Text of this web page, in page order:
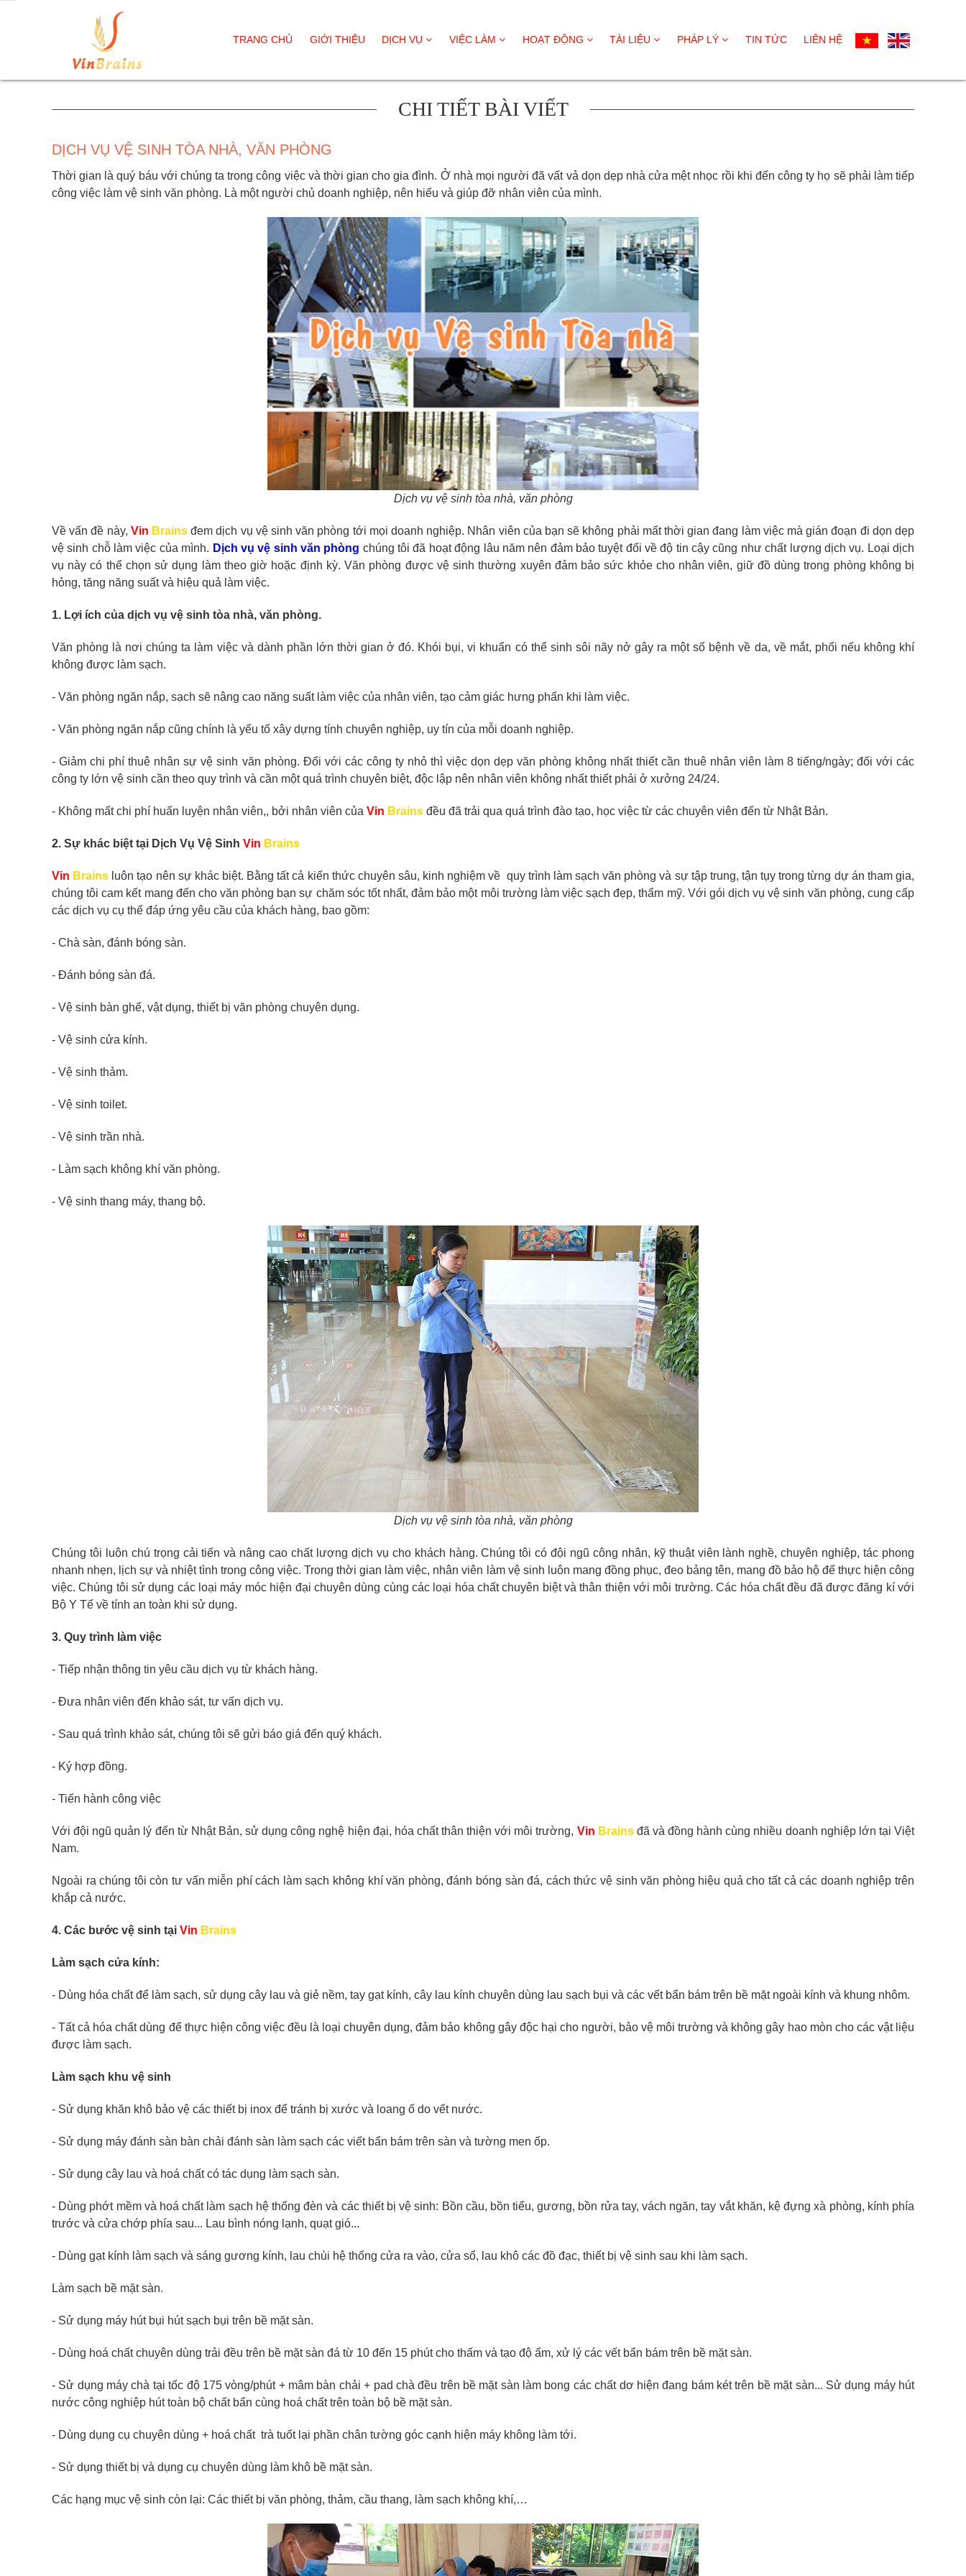
TRANG CHỦ GIỚI THIỆU DỊCH VỤ VIỆC LÀM HOẠT ĐỘNG TÀI LIỆU PHÁP LÝ TIN TỨC LIÊN HỆ
CHI TIẾT BÀI VIẾT
DỊCH VỤ VỆ SINH TÒA NHÀ, VĂN PHÒNG
Thời gian là quý báu với chúng ta trong công việc và thời gian cho gia đình. Ở nhà mọi người đã vất vả dọn dẹp nhà cửa mệt nhọc rồi khi đến công ty họ sẽ phải làm tiếp
công việc làm vệ sinh văn phòng. Là một người chủ doanh nghiệp, nên hiểu và giúp đỡ nhân viên của mình.
Dịch vụ vệ sinh tòa nhà, văn phòng
Về vấn đề này, Vin Brains đem dịch vụ vệ sinh văn phòng tới mọi doanh nghiệp. Nhân viên của bạn sẽ không phải mất thời gian đang làm việc mà gián đoạn đi dọn dẹp
vệ sinh chỗ làm việc của mình. Dịch vụ vệ sinh văn phòng chúng tôi đã hoạt động lâu năm nên đảm bảo tuyệt đối về độ tin cậy cũng như chất lượng dịch vụ. Loại dịch
vụ này có thể chọn sử dụng làm theo giờ hoặc định kỳ. Văn phòng được vệ sinh thường xuyên đảm bảo sức khỏe cho nhân viên, giữ đồ dùng trong phòng không bị
hỏng, tăng năng suất và hiệu quả làm việc.
1. Lợi ích của dịch vụ vệ sinh tòa nhà, văn phòng.
Văn phòng là nơi chúng ta làm việc và dành phần lớn thời gian ở đó. Khói bụi, vi khuẩn có thể sinh sôi nãy nở gây ra một số bệnh về da, về mắt, phổi nếu không khí
không được làm sạch.
- Văn phòng ngăn nắp, sạch sẽ nâng cao năng suất làm việc của nhân viên, tạo cảm giác hưng phấn khi làm việc.
- Văn phòng ngăn nắp cũng chính là yếu tố xây dựng tính chuyên nghiệp, uy tín của mỗi doanh nghiệp.
- Giảm chi phí thuê nhân sự vệ sinh văn phòng. Đối với các công ty nhỏ thì việc dọn dẹp văn phòng không nhất thiết cần thuê nhân viên làm 8 tiếng/ngày; đối với các
công ty lớn vệ sinh cần theo quy trình và cần một quá trình chuyên biệt, độc lập nên nhân viên không nhất thiết phải ở xưởng 24/24.
- Không mất chi phí huấn luyện nhân viên,, bởi nhân viên của Vin Brains đều đã trải qua quá trình đào tạo, học việc từ các chuyên viên đến từ Nhật Bản.
2. Sự khác biệt tại Dịch Vụ Vệ Sinh Vin Brains
Vin Brains luôn tạo nên sự khác biệt. Bằng tất cả kiến thức chuyên sâu, kinh nghiệm về quy trình làm sạch văn phòng và sự tập trung, tận tụy trong từng dự án tham gia,
chúng tôi cam kết mang đến cho văn phòng bạn sự chăm sóc tốt nhất, đảm bảo một môi trường làm việc sạch đẹp, thẩm mỹ. Với gói dịch vụ vệ sinh văn phòng, cung cấp
các dịch vụ cụ thể đáp ứng yêu cầu của khách hàng, bao gồm:
- Chà sàn, đánh bóng sàn.
- Đánh bóng sàn đá.
- Vệ sinh bàn ghế, vật dụng, thiết bị văn phòng chuyên dụng.
- Vệ sinh cửa kính.
- Vệ sinh thảm.
- Vệ sinh toilet.
- Vệ sinh trần nhà.
- Làm sạch không khí văn phòng.
- Vệ sinh thang máy, thang bộ.
Dịch vụ vệ sinh tòa nhà, văn phòng
Chúng tôi luôn chú trọng cải tiến và nâng cao chất lượng dịch vụ cho khách hàng. Chúng tôi có đội ngũ công nhân, kỹ thuật viên lành nghề, chuyên nghiệp, tác phong
nhanh nhẹn, lịch sự và nhiệt tình trong công việc. Trong thời gian làm việc, nhân viên làm vệ sinh luôn mang đồng phục, đeo bảng tên, mang đồ bảo hộ để thực hiện công
việc. Chúng tôi sử dụng các loại máy móc hiện đại chuyên dùng cùng các loại hóa chất chuyên biệt và thân thiện với môi trường. Các hóa chất đều đã được đăng kí với
Bộ Y Tế về tính an toàn khi sử dụng.
3. Quy trình làm việc
- Tiếp nhận thông tin yêu cầu dịch vụ từ khách hàng.
- Đưa nhân viên đến khảo sát, tư vấn dịch vụ.
- Sau quá trình khảo sát, chúng tôi sẽ gửi báo giá đến quý khách.
- Ký hợp đồng.
- Tiến hành công việc
Với đội ngũ quản lý đến từ Nhật Bản, sử dụng công nghệ hiện đại, hóa chất thân thiện với môi trường, Vin Brainsđã và đồng hành cùng nhiều doanh nghiệp lớn tại Việt
Nam.
Ngoài ra chúng tôi còn tư vấn miễn phí cách làm sạch không khí văn phòng, đánh bóng sàn đá, cách thức vệ sinh văn phòng hiệu quả cho tất cả các doanh nghiệp trên
khắp cả nước.
4. Các bước vệ sinh tại Vin Brains
Làm sạch cửa kính:
- Dùng hóa chất để làm sạch, sử dụng cây lau và giẻ nềm, tay gạt kính, cây lau kính chuyên dùng lau sạch bụi và các vết bẩn bám trên bề mặt ngoài kính và khung nhôm.
- Tất cả hóa chất dùng để thực hiện công việc đều là loại chuyên dụng, đảm bảo không gây độc hại cho người, bảo vệ môi trường và không gây hao mòn cho các vật liệu
được làm sạch.
Làm sạch khu vệ sinh
- Sử dụng khăn khô bảo vệ các thiết bị inox để tránh bị xước và loang ố do vết nước.
- Sử dụng máy đánh sàn bàn chải đánh sàn làm sạch các viết bẩn bám trên sàn và tường men ốp.
- Sử dụng cây lau và hoá chất có tác dụng làm sạch sàn.
- Dùng phớt mềm và hoá chất làm sạch hệ thống đèn và các thiết bị vệ sinh: Bồn cầu, bồn tiểu, gương, bồn rửa tay, vách ngăn, tay vắt khăn, kệ đựng xà phòng, kính phía
trước và cửa chớp phía sau... Lau bình nóng lạnh, quạt gió...
- Dùng gạt kính làm sạch và sáng gương kính, lau chùi hệ thống cửa ra vào, cửa sổ, lau khô các đồ đạc, thiết bị vệ sinh sau khi làm sạch.
Làm sạch bề mặt sàn.
- Sử dụng máy hút bụi hút sạch bụi trên bề mặt sàn.
- Dùng hoá chất chuyên dùng trải đều trên bề mặt sàn đá từ 10 đến 15 phút cho thấm và tạo độ ẩm, xử lý các vết bẩn bám trên bề mặt sàn.
- Sử dụng máy chà tại tốc độ 175 vòng/phút + mâm bàn chải + pad chà đều trên bề mặt sàn làm bong các chất dơ hiện đang bám két trên bề mặt sàn... Sử dụng máy hút
nước công nghiệp hút toàn bộ chất bẩn cùng hoá chất trên toàn bộ bề mặt sàn.
- Dùng dụng cụ chuyên dùng + hoá chất trà tuốt lại phần chân tường góc cạnh hiện máy không làm tới.
- Sử dụng thiết bị và dụng cụ chuyên dùng làm khô bề mặt sàn.
Các hạng mục vệ sinh còn lại: Các thiết bị văn phòng, thảm, cầu thang, làm sạch không khí,…